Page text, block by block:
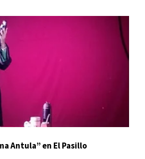
Antula” en El Pasillo